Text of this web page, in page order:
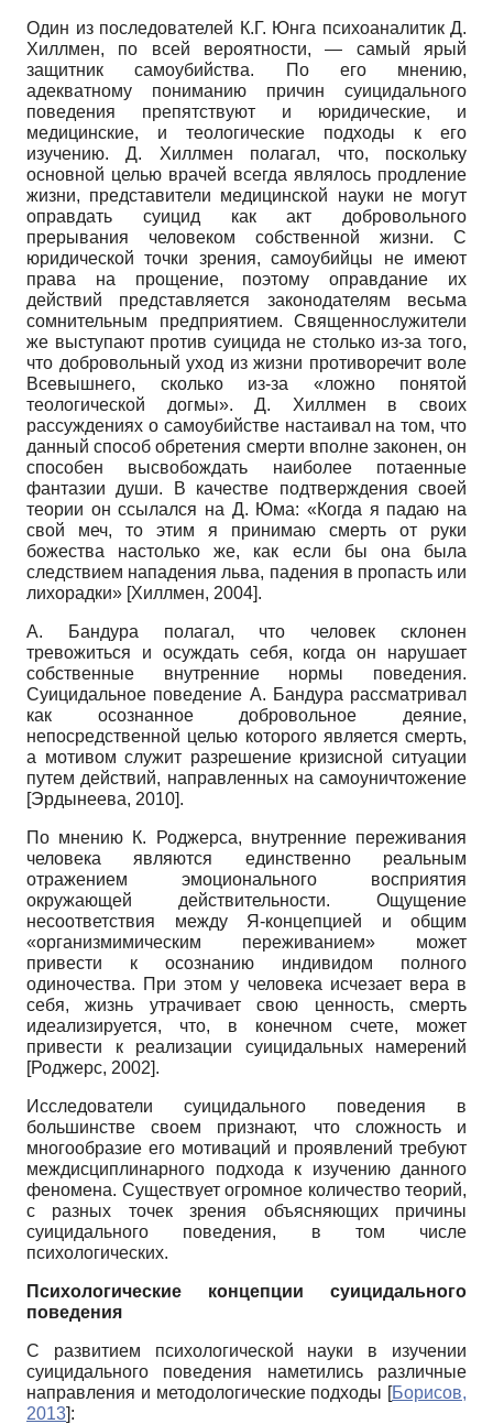
Один из последователей К.Г. Юнга психоаналитик Д.
Хиллмен, по всей вероятности, — самый ярый
защитник самоубийства. По его мнению,
адекватному пониманию причин суицидального
поведения препятствуют и юридические, и
медицинские, и теологические подходы к его
изучению. Д. Хиллмен полагал, что, поскольку
основной целью врачей всегда являлось продление
жизни, представители медицинской науки не могут
оправдать суицид как акт добровольного
прерывания человеком собственной жизни. С
юридической точки зрения, самоубийцы не имеют
права на прощение, поэтому оправдание их
действий представляется законодателям весьма
сомнительным предприятием. Священнослужители
же выступают против суицида не столько из-за того,
что добровольный уход из жизни противоречит воле
Всевышнего, сколько из-за «ложно понятой
теологической догмы». Д. Хиллмен в своих
рассуждениях о самоубийстве настаивал на том, что
данный способ обретения смерти вполне законен, он
способен высвобождать наиболее потаенные
фантазии души. В качестве подтверждения своей
теории он ссылался на Д. Юма: «Когда я падаю на
свой меч, то этим я принимаю смерть от руки
божества настолько же, как если бы она была
следствием нападения льва, падения в пропасть или
лихорадки» [Хиллмен, 2004].
А. Бандура полагал, что человек склонен
тревожиться и осуждать себя, когда он нарушает
собственные внутренние нормы поведения.
Суицидальное поведение А. Бандура рассматривал
как осознанное добровольное деяние,
непосредственной целью которого является смерть,
а мотивом служит разрешение кризисной ситуации
путем действий, направленных на самоуничтожение
[Эрдынеева, 2010].
По мнению К. Роджерса, внутренние переживания
человека являются единственно реальным
отражением эмоционального восприятия
окружающей действительности. Ощущение
несоответствия между Я-концепцией и общим
«организмимическим переживанием» может
привести к осознанию индивидом полного
одиночества. При этом у человека исчезает вера в
себя, жизнь утрачивает свою ценность, смерть
идеализируется, что, в конечном счете, может
привести к реализации суицидальных намерений
[Роджерс, 2002].
Исследователи суицидального поведения в
большинстве своем признают, что сложность и
многообразие его мотиваций и проявлений требуют
междисциплинарного подхода к изучению данного
феномена. Существует огромное количество теорий,
с разных точек зрения объясняющих причины
суицидального поведения, в том числе
психологических.
Психологические концепции суицидального
поведения
С развитием психологической науки в изучении
суицидального поведения наметились различные
направления и методологические подходы [Борисов,
2013]: